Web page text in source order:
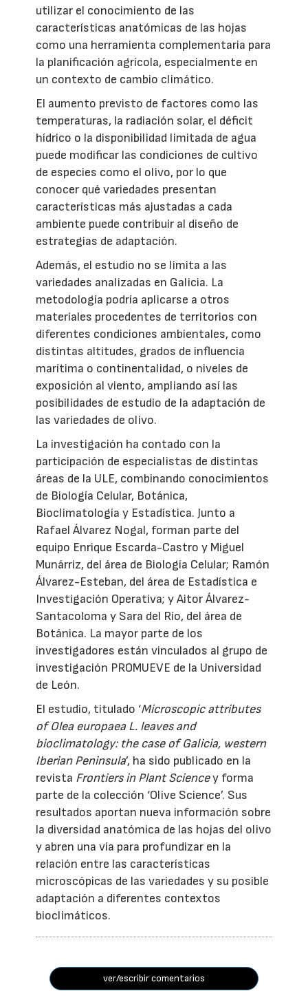
utilizar el conocimiento de las
características anatómicas de las hojas
como una herramienta complementaria para
la planificación agrícola, especialmente en
un contexto de cambio climático.
El aumento previsto de factores como las
temperaturas, la radiación solar, el déficit
hídrico o la disponibilidad limitada de agua
puede modificar las condiciones de cultivo
de especies como el olivo, por lo que
conocer qué variedades presentan
características más ajustadas a cada
ambiente puede contribuir al diseño de
estrategias de adaptación.
Además, el estudio no se limita a las
variedades analizadas en Galicia. La
metodología podría aplicarse a otros
materiales procedentes de territorios con
diferentes condiciones ambientales, como
distintas altitudes, grados de influencia
marítima o continentalidad, o niveles de
exposición al viento, ampliando así las
posibilidades de estudio de la adaptación de
las variedades de olivo.
La investigación ha contado con la
participación de especialistas de distintas
áreas de la ULE, combinando conocimientos
de Biología Celular, Botánica,
Bioclimatología y Estadística. Junto a
Rafael Álvarez Nogal, forman parte del
equipo Enrique Escarda-Castro y Miguel
Munárriz, del área de Biología Celular; Ramón
Álvarez-Esteban, del área de Estadística e
Investigación Operativa; y Aitor Álvarez-
Santacoloma y Sara del Río, del área de
Botánica. La mayor parte de los
investigadores están vinculados al grupo de
investigación PROMUEVE de la Universidad
de León.
El estudio, titulado ‘Microscopic attributes
of Olea europaea L. leaves and
bioclimatology: the case of Galicia, western
Iberian Peninsula’, ha sido publicado en la
revista Frontiers in Plant Sciencey forma
parte de la colección ‘Olive Science’. Sus
resultados aportan nueva información sobre
la diversidad anatómica de las hojas del olivo
y abren una vía para profundizar en la
relación entre las características
microscópicas de las variedades y su posible
adaptación a diferentes contextos
bioclimáticos.
ver/escribir comentarios